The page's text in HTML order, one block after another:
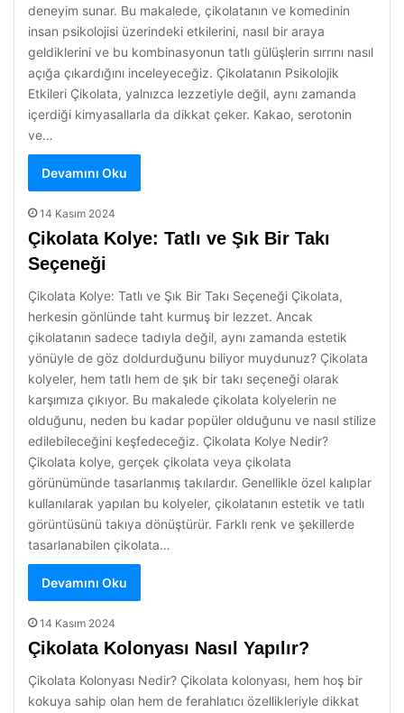
deneyim sunar. Bu makalede, çikolatanın ve komedinin
insan psikolojisi üzerindeki etkilerini, nasıl bir araya
geldiklerini ve bu kombinasyonun tatlı gülüşlerin sırrını nasıl
açığa çıkardığını inceleyeceğiz. Çikolatanın Psikolojik
Etkileri Çikolata, yalnızca lezzetiyle değil, aynı zamanda
içerdiği kimyasallarla da dikkat çeker. Kakao, serotonin
ve…
Devamını Oku
14 Kasım 2024
Çikolata Kolye: Tatlı ve Şık Bir Takı
Seçeneği
Çikolata Kolye: Tatlı ve Şık Bir Takı Seçeneği Çikolata,
herkesin gönlünde taht kurmuş bir lezzet. Ancak
çikolatanın sadece tadıyla değil, aynı zamanda estetik
yönüyle de göz doldurduğunu biliyor muydunuz? Çikolata
kolyeler, hem tatlı hem de şık bir takı seçeneği olarak
karşımıza çıkıyor. Bu makalede çikolata kolyelerin ne
olduğunu, neden bu kadar popüler olduğunu ve nasıl stilize
edilebileceğini keşfedeceğiz. Çikolata Kolye Nedir?
Çikolata kolye, gerçek çikolata veya çikolata
görünümünde tasarlanmış takılardır. Genellikle özel kalıplar
kullanılarak yapılan bu kolyeler, çikolatanın estetik ve tatlı
görüntüsünü takıya dönüştürür. Farklı renk ve şekillerde
tasarlanabilen çikolata…
Devamını Oku
14 Kasım 2024
Çikolata Kolonyası Nasıl Yapılır?
Çikolata Kolonyası Nedir? Çikolata kolonyası, hem hoş bir
kokuya sahip olan hem de ferahlatıcı özellikleriyle dikkat